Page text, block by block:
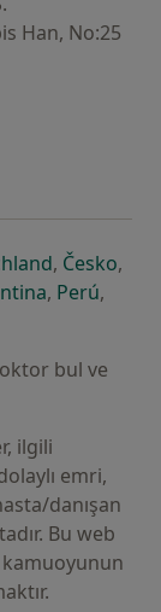
Han, No:25
açılır
sekmede açılır
açılıraçılır
yeni bir
, Českoyeni
,
açılır
sekmede açılır
yeni bir
, Perúyeni
,
bul ve
ilgili
emri,
danışan
Bu web
kamuoyunun